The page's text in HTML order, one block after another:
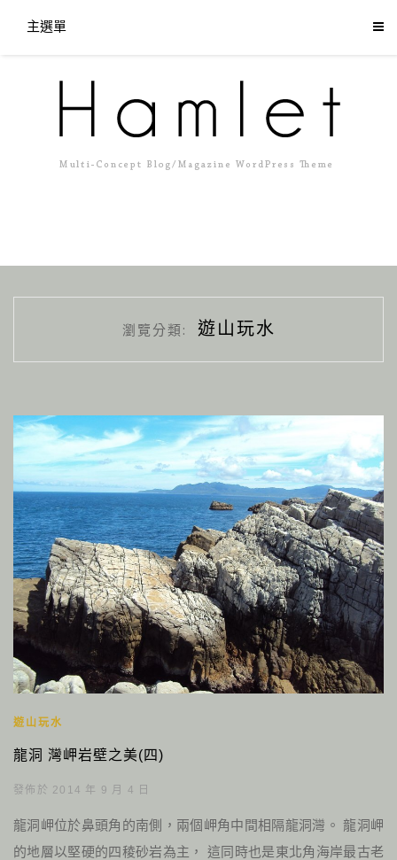
主選單
瀏覽分類: 遊山玩水
遊山玩水
龍洞 灣岬岩壁之美(四)
發佈於 2014 年 9 月 4 日
龍洞岬位於鼻頭角的南側，兩個岬角中間相隔龍洞灣。 龍洞岬
的地層以堅硬的四稜砂岩為主， 這同時也是東北角海岸最古老